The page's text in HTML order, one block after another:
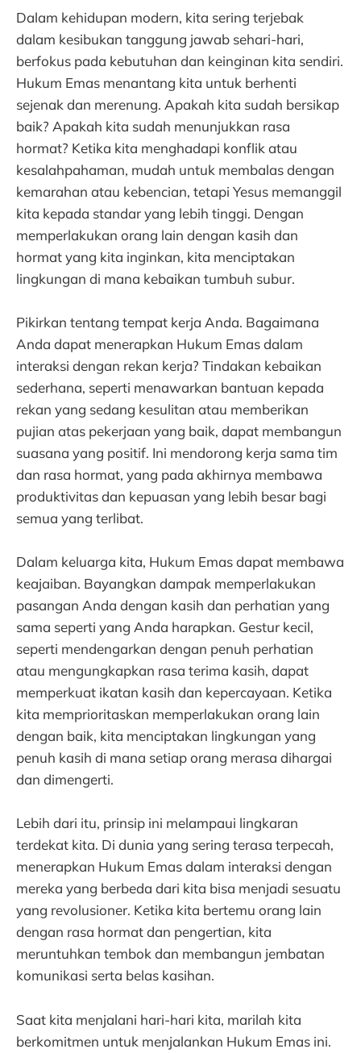
Dalam kehidupan modern, kita sering terjebak
dalam kesibukan tanggung jawab sehari-hari,
berfokus pada kebutuhan dan keinginan kita sendiri.
Hukum Emas menantang kita untuk berhenti
sejenak dan merenung. Apakah kita sudah bersikap
baik? Apakah kita sudah menunjukkan rasa
hormat? Ketika kita menghadapi konflik atau
kesalahpahaman, mudah untuk membalas dengan
kemarahan atau kebencian, tetapi Yesus memanggil
kita kepada standar yang lebih tinggi. Dengan
memperlakukan orang lain dengan kasih dan
hormat yang kita inginkan, kita menciptakan
lingkungan di mana kebaikan tumbuh subur.
Pikirkan tentang tempat kerja Anda. Bagaimana
Anda dapat menerapkan Hukum Emas dalam
interaksi dengan rekan kerja? Tindakan kebaikan
sederhana, seperti menawarkan bantuan kepada
rekan yang sedang kesulitan atau memberikan
pujian atas pekerjaan yang baik, dapat membangun
suasana yang positif. Ini mendorong kerja sama tim
dan rasa hormat, yang pada akhirnya membawa
produktivitas dan kepuasan yang lebih besar bagi
semua yang terlibat.
Dalam keluarga kita, Hukum Emas dapat membawa
keajaiban. Bayangkan dampak memperlakukan
pasangan Anda dengan kasih dan perhatian yang
sama seperti yang Anda harapkan. Gestur kecil,
seperti mendengarkan dengan penuh perhatian
atau mengungkapkan rasa terima kasih, dapat
memperkuat ikatan kasih dan kepercayaan. Ketika
kita memprioritaskan memperlakukan orang lain
dengan baik, kita menciptakan lingkungan yang
penuh kasih di mana setiap orang merasa dihargai
dan dimengerti.
Lebih dari itu, prinsip ini melampaui lingkaran
terdekat kita. Di dunia yang sering terasa terpecah,
menerapkan Hukum Emas dalam interaksi dengan
mereka yang berbeda dari kita bisa menjadi sesuatu
yang revolusioner. Ketika kita bertemu orang lain
dengan rasa hormat dan pengertian, kita
meruntuhkan tembok dan membangun jembatan
komunikasi serta belas kasihan.
Saat kita menjalani hari-hari kita, marilah kita
berkomitmen untuk menjalankan Hukum Emas ini.